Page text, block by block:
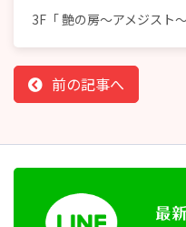
3F「 艶の房～アメジスト
前の記事へ